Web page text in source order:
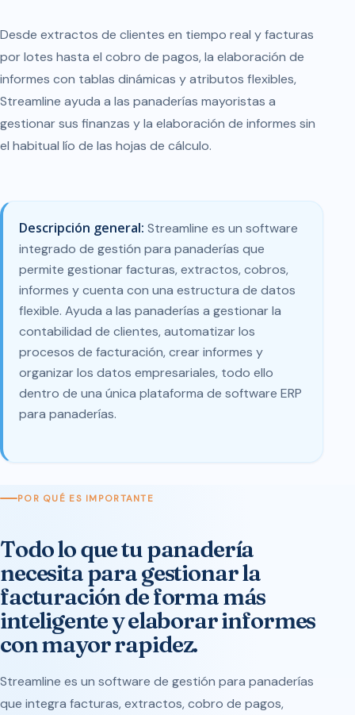
Desde extractos de clientes en tiempo real y facturas
por lotes hasta el cobro de pagos, la elaboración de
informes con tablas dinámicas y atributos flexibles,
Streamline ayuda a las panaderías mayoristas a
gestionar sus finanzas y la elaboración de informes sin
el habitual lío de las hojas de cálculo.
Descripción general: Streamline es un software
integrado de gestión para panaderías que
permite gestionar facturas, extractos, cobros,
informes y cuenta con una estructura de datos
flexible. Ayuda a las panaderías a gestionar la
contabilidad de clientes, automatizar los
procesos de facturación, crear informes y
organizar los datos empresariales, todo ello
dentro de una única plataforma de software ERP
para panaderías.
POR QUÉ ES IMPORTANTE
Todo lo que tu panadería
necesita para gestionar la
facturación de forma más
inteligente y elaborar informes
con mayor rapidez.
Streamline es un software de gestión para panaderías
que integra facturas, extractos, cobro de pagos,